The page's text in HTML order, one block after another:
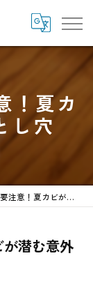
！夏カ
し穴
カビが潜む意外な落とし穴
潜む意外